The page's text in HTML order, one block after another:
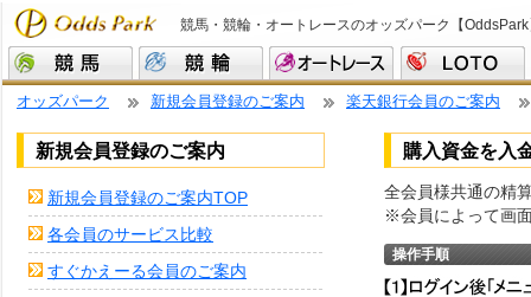
競馬・競輪・オートレースのオッズパーク【
オッズパーク 新規会員登録のご案内 楽天銀行会員のご案内
新規会員登録のご案内
新規会員登録のご案内TOP
各会員のサービス比較
すぐかえーる会員のご案内
購入資金を入
全会員様共通の精
※会員によって画
操作手順